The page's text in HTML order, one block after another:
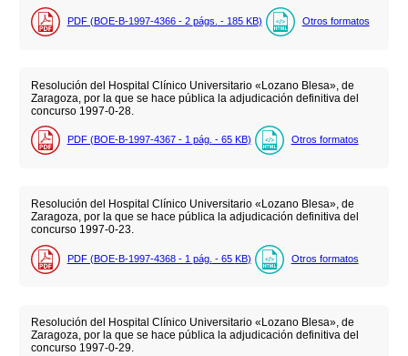
PDF (BOE-B-1997-4366 - 2 págs. - 185 KB) Otros formatos
Resolución del Hospital Clínico Universitario «Lozano Blesa», de
Zaragoza, por la que se hace pública la adjudicación definitiva del
concurso 1997-0-28.
PDF (BOE-B-1997-4367 - 1 pág. - 65 KB) Otros formatos
Resolución del Hospital Clínico Universitario «Lozano Blesa», de
Zaragoza, por la que se hace pública la adjudicación definitiva del
concurso 1997-0-23.
PDF (BOE-B-1997-4368 - 1 pág. - 65 KB) Otros formatos
Resolución del Hospital Clínico Universitario «Lozano Blesa», de
Zaragoza, por la que se hace pública la adjudicación definitiva del
concurso 1997-0-29.